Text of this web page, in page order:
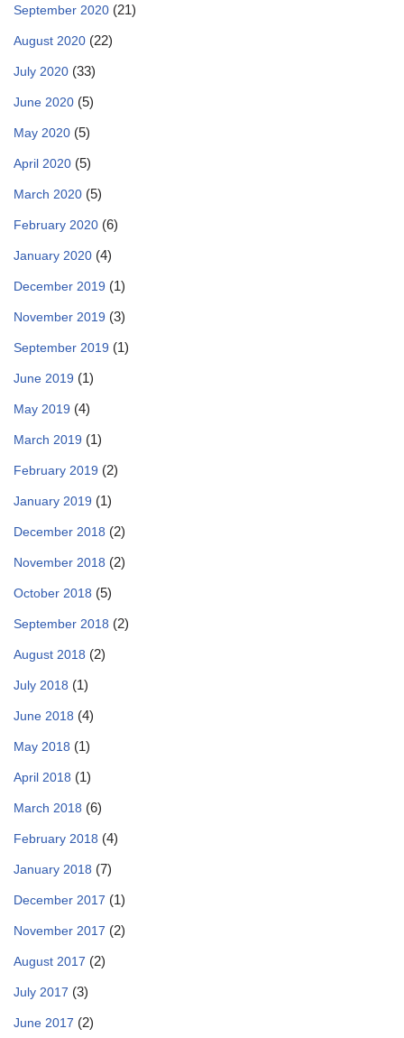
September 2020 (21)
August 2020 (22)
July 2020 (33)
June 2020 (5)
May 2020 (5)
April 2020 (5)
March 2020 (5)
February 2020 (6)
January 2020 (4)
December 2019 (1)
November 2019 (3)
September 2019 (1)
June 2019 (1)
May 2019 (4)
March 2019 (1)
February 2019 (2)
January 2019 (1)
December 2018 (2)
November 2018 (2)
October 2018 (5)
September 2018 (2)
August 2018 (2)
July 2018 (1)
June 2018 (4)
May 2018 (1)
April 2018 (1)
March 2018 (6)
February 2018 (4)
January 2018 (7)
December 2017 (1)
November 2017 (2)
August 2017 (2)
July 2017 (3)
June 2017 (2)